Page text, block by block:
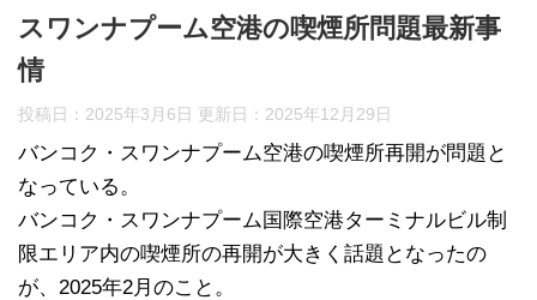
スワンナプーム空港の喫煙所問題最新事
情
投稿日：2025年3月6日 更新日： 2025年12月29日
バンコク・スワンナプーム空港の喫煙所再開が問題と
なっている。
バンコク・スワンナプーム国際空港ターミナルビル制
限エリア内の喫煙所の再開が大きく話題となったの
が、2025年2月のこと。